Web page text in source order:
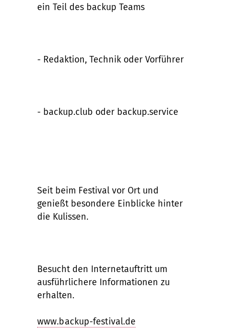
ein Teil des backup Teams
- Redaktion, Technik oder Vorführer
- backup.club oder backup.service
Seit beim Festival vor Ort und
genießt besondere Einblicke hinter
die Kulissen.
Besucht den Internetauftritt um
ausführlichere Informationen zu
erhalten.
www.backup-festival.de